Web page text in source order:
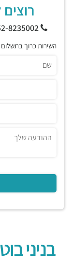
052-8235002
השירות כרוך
בניני